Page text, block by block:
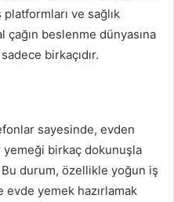
ve sağlık
çağın beslenme dünyasına
birkaçıdır.
sayesinde, evden
yemeği birkaç dokunuşla
durum, özellikle yoğun iş
evde yemek hazırlamak